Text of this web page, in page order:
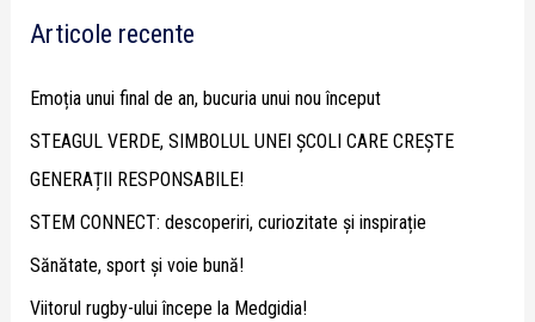
c
o
r
:
Articole recente
Emoția unui final de an, bucuria unui nou început
STEAGUL VERDE, SIMBOLUL UNEI ȘCOLI CARE CREȘTE
GENERAȚII RESPONSABILE!
STEM CONNECT: descoperiri, curiozitate și inspirație
Sănătate, sport și voie bună!
Viitorul rugby-ului începe la Medgidia!